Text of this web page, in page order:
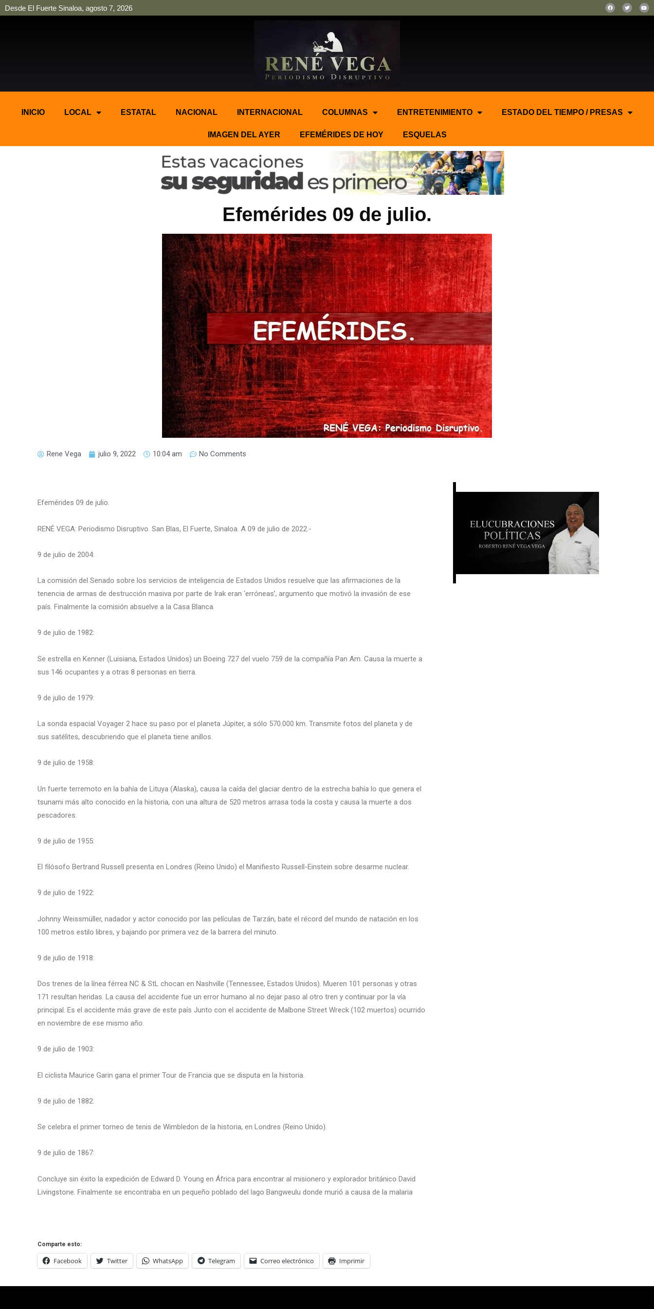
Desde El Fuerte Sinaloa, agosto 7, 2026
INICIO LOCAL ESTATAL NACIONAL INTERNACIONAL COLUMNAS ENTRETENIMIENTO ESTADO DEL TIEMPO / PRESAS
IMAGEN DEL AYER EFEMÉRIDES DE HOY ESQUELAS
Efemérides 09 de julio.
Rene Vega julio 9, 2022 10:04 am No Comments
Efemérides 09 de julio.
RENÉ VEGA: Periodismo Disruptivo. San Blas, El Fuerte, Sinaloa. A 09 de julio de 2022.-
9 de julio de 2004:
La comisión del Senado sobre los servicios de inteligencia de Estados Unidos resuelve que las afirmaciones de la
tenencia de armas de destrucción masiva por parte de Irak eran ‘erróneas’, argumento que motivó la invasión de ese
país. Finalmente la comisión absuelve a la Casa Blanca.
9 de julio de 1982:
Se estrella en Kenner (Luisiana, Estados Unidos) un Boeing 727 del vuelo 759 de la compañía Pan Am. Causa la muerte a
sus 146 ocupantes y a otras 8 personas en tierra.
9 de julio de 1979:
La sonda espacial Voyager 2 hace su paso por el planeta Júpiter, a sólo 570.000 km. Transmite fotos del planeta y de
sus satélites, descubriendo que el planeta tiene anillos.
9 de julio de 1958:
Un fuerte terremoto en la bahía de Lituya (Alaska), causa la caída del glaciar dentro de la estrecha bahía lo que genera el
tsunami más alto conocido en la historia, con una altura de 520 metros arrasa toda la costa y causa la muerte a dos
pescadores.
9 de julio de 1955:
El filósofo Bertrand Russell presenta en Londres (Reino Unido) el Manifiesto Russell-Einstein sobre desarme nuclear.
9 de julio de 1922:
Johnny Weissmüller, nadador y actor conocido por las películas de Tarzán, bate el récord del mundo de natación en los
100 metros estilo libres, y bajando por primera vez de la barrera del minuto.
9 de julio de 1918:
Dos trenes de la línea férrea NC & StL chocan en Nashville (Tennessee, Estados Unidos). Mueren 101 personas y otras
171 resultan heridas. La causa del accidente fue un error humano al no dejar paso al otro tren y continuar por la vía
principal. Es el accidente más grave de este país Junto con el accidente de Malbone Street Wreck (102 muertos) ocurrido
en noviembre de ese mismo año.
9 de julio de 1903:
El ciclista Maurice Garin gana el primer Tour de Francia que se disputa en la historia.
9 de julio de 1882:
Se celebra el primer torneo de tenis de Wimbledon de la historia, en Londres (Reino Unido).
9 de julio de 1867:
Concluye sin éxito la expedición de Edward D. Young en África para encontrar al misionero y explorador británico David
Livingstone. Finalmente se encontraba en un pequeño poblado del lago Bangweulu donde murió a causa de la malaria
Comparte esto:
Facebook Twitter WhatsApp Telegram Correo electrónico Imprimir